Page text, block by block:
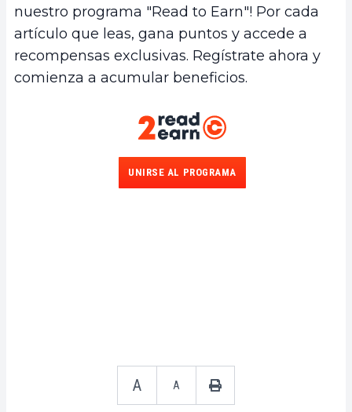
nuestro programa "Read to Earn"! Por cada
artículo que leas, gana puntos y accede a
recompensas exclusivas. Regístrate ahora y
comienza a acumular beneficios.
UNIRSE AL PROGRAMA
A A